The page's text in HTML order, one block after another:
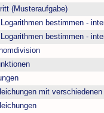
(Musteraufgabe)
bestimmen -
bestimmen -
mit verschiedenen